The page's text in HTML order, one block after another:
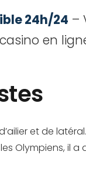
24h/24 –
en
et de
Olympiens,